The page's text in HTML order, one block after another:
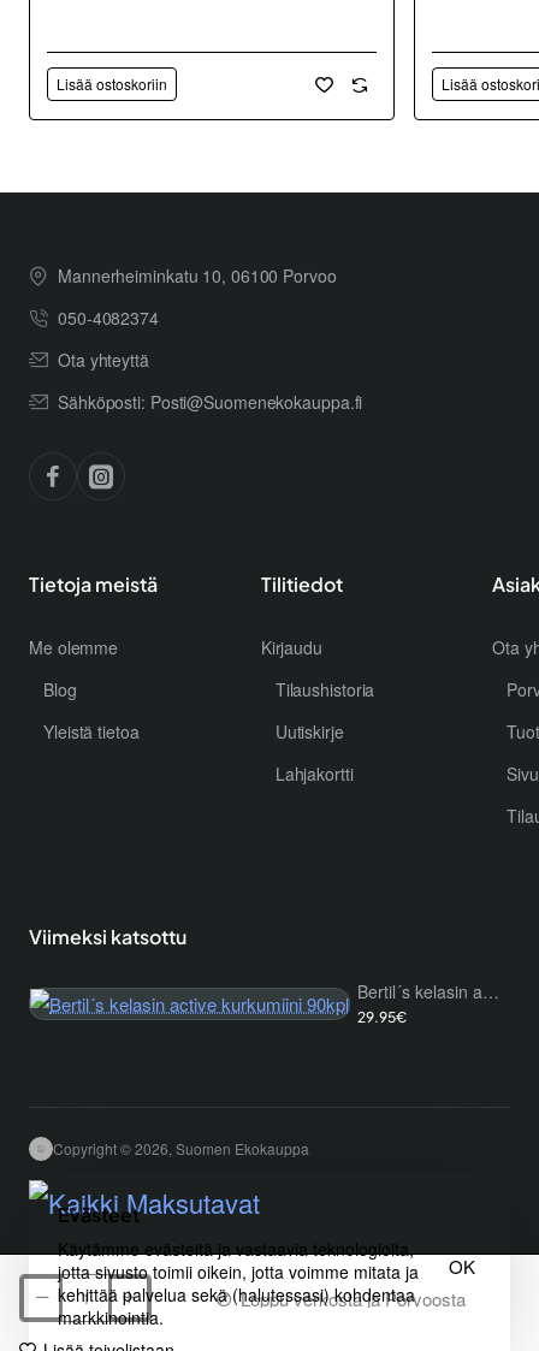
Evästeet
Käytämme evästeitä ja vastaavia teknologioita,
jotta sivusto toimii oikein, jotta voimme mitata ja
kehittää palvelua sekä (halutessasi) kohdentaa
markkinointia.
OK
Loppu verkosta ja Porvoosta
Lisää ostoskoriin Lisää
Mannerheiminkatu 10, 06100 Porvoo
050-4082374
Ota yhteyttä
Sähköposti: Posti@Suomenekokauppa.fi
Tietoja meistä
Me olemme
Blog
Yleistä tietoa
Tilitiedot
Kirjaudu
Tilaushistoria
Uutiskirje
Lahjakortti
Ota
Viimeksi katsottu
Bertil´s kelasin active kurkumiini 90kpl
29.95€
Copyright © 2026, Suomen Ekokauppa